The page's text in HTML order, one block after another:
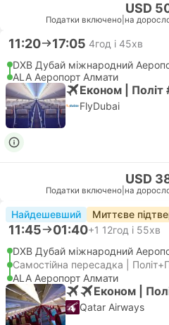
USD
Податки включено на
11:20 17:05 4год і 45хв
DXB Дубай міжнародний
ALA Аеропорт Алмати
Економ | Політ
FlyDubai
USD
Податки включено на
Найдешевший Миттєве
11:45 01:40+1 12год і 55хв
DXB Дубай міжнародний
Самостійна пересадка |
ALA Аеропорт Алмати
Економ |
Qatar Airways